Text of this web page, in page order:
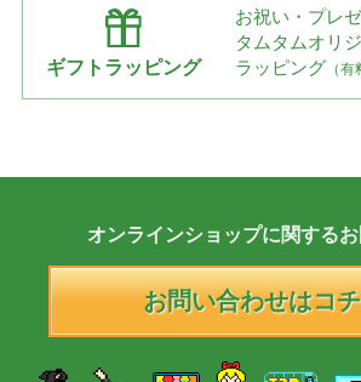
ギフトラッピング
お祝い・プレ
タムタムオリ
ラッピング （有
オンラインショップに関する
お問い合わせはコ